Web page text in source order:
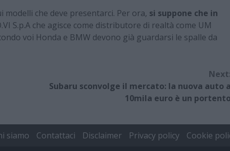
che deve presentarci. Per ora, si suppone che in
S.p.A che agisce come distributore di realtà come UM
voi Honda e BMW devono già guardarsi le spalle da
Next:
Subaru sconvolge il mercato: la nuova auto a
10mila euro è un portento
siamo Contattaci Disclaimer Privacy policy Cookie